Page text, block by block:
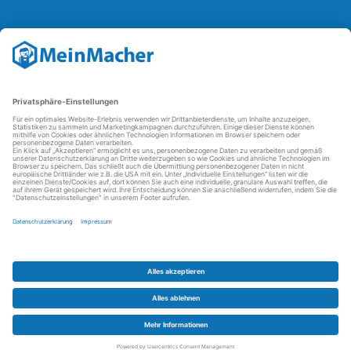
Reparatur Revolution
Mit derReparatur-Revolution
Reparaturbedingungen in Deutschland: Für Produkte, die sich gut
reparierenden Betriebe und des Reparatur-Know-hows in
Deutschland.
Weitere Informationen
FAQ - häufig gestellte Fragen
Partner werden
Über uns
Datenschutz
Barrierefreiheit
Partnerportal